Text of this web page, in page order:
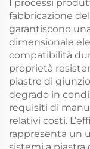
I processi
fabbricazione
garantiscono
dimensionale
compatibilità
proprietà
piastre di
degrado in
requisiti di
relativi costi.
rappresenta un